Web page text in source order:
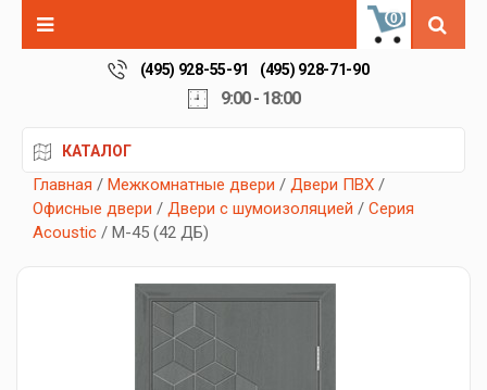
0
(495) 928-55-91 (495) 928-71-90
9:00 - 18:00
КАТАЛОГ
Главная / Межкомнатные двери / Двери ПВХ /
Офисные двери / Двери с шумоизоляцией / Серия
Acoustic / М-45 (42 ДБ)